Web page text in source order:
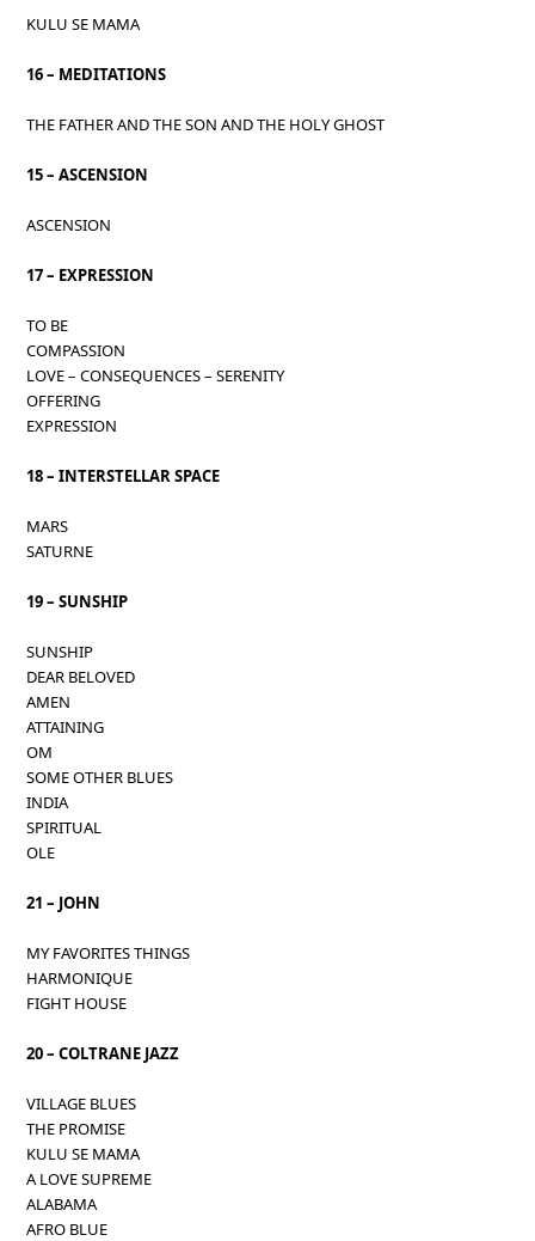
KULU SE MAMA
16 – MEDITATIONS
THE FATHER AND THE SON AND THE HOLY GHOST
15 – ASCENSION
ASCENSION
17 – EXPRESSION
TO BE
COMPASSION
LOVE – CONSEQUENCES – SERENITY
OFFERING
EXPRESSION
18 – INTERSTELLAR SPACE
MARS
SATURNE
19 – SUNSHIP
SUNSHIP
DEAR BELOVED
AMEN
ATTAINING
OM
SOME OTHER BLUES
INDIA
SPIRITUAL
OLE
21 – JOHN
MY FAVORITES THINGS
HARMONIQUE
FIGHT HOUSE
20 – COLTRANE JAZZ
VILLAGE BLUES
THE PROMISE
KULU SE MAMA
A LOVE SUPREME
ALABAMA
AFRO BLUE